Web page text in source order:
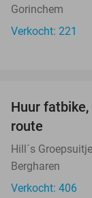
Gorinchem
Verkocht: 221
Huur
route
Hill´s
Bergharen
Verkocht: 406